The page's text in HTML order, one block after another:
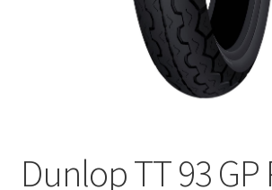
Dunlop TT 93